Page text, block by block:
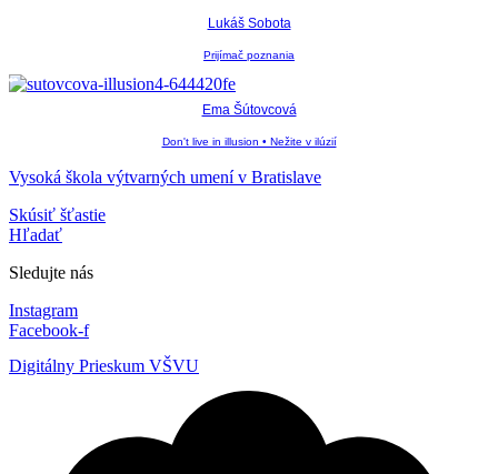
Lukáš Sobota
Prijímač poznania
Ema Šútovcová
Don't live in illusion • Nežite v ilúzií
Vysoká škola výtvarných umení v Bratislave
Skúsiť šťastie
Hľadať
Sledujte nás
Instagram
Facebook-f
Digitálny Prieskum VŠVU